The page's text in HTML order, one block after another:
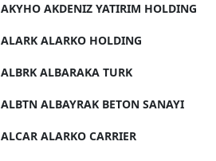
AKYHO AKDENIZ YATIRIM HOLDING
ALARK ALARKO HOLDING
ALBRK ALBARAKA TURK
ALBTN ALBAYRAK BETON SANAYI
ALCAR ALARKO CARRIER